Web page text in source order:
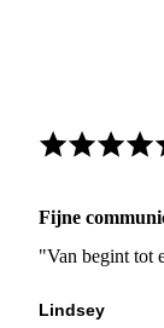
Fijne
"Van begint tot
Lindsey